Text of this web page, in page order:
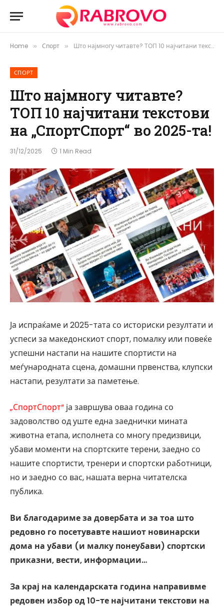
Home » Спорт » Што најмногу читавте? ТОП 10 најчитани текстови на „СпортСпорт“ во 2025-та!
СПОРТ
Што најмногу читавте?
ТОП 10 најчитани текстови
на „СпортСпорт“ во 2025-та!
31/12/2025 1 Min Read
Ја испраќаме и 2025-тата со историски резултати и
успеси за македонскиот спорт, помалку или повеќе
успешни настапи на нашите спортисти на
меѓународната сцена, домашни првенства, клупски
настапи, резултати за паметење.
„СпортСпорт“ ја завршува оваа година со
задоволство од уште една заеднички мината
животна етапа, исполнета со многу предизвици,
убави моменти на спортските терени, заедно со
нашите спортисти, тренери и спортски работници,
но и заедно со вас, нашата верна читателска
публика.
Ви благодариме за довербата и за тоа што
редовно го посетувавте нашиот новинарски
дома на убави (и малку понеубави) спортски
приказни, вести, информации…
За крај на календарската година направивме
редовен избор од 10-те најчитани текстови на